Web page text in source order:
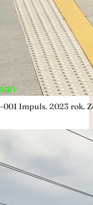
001 Impuls. 2023 rok.